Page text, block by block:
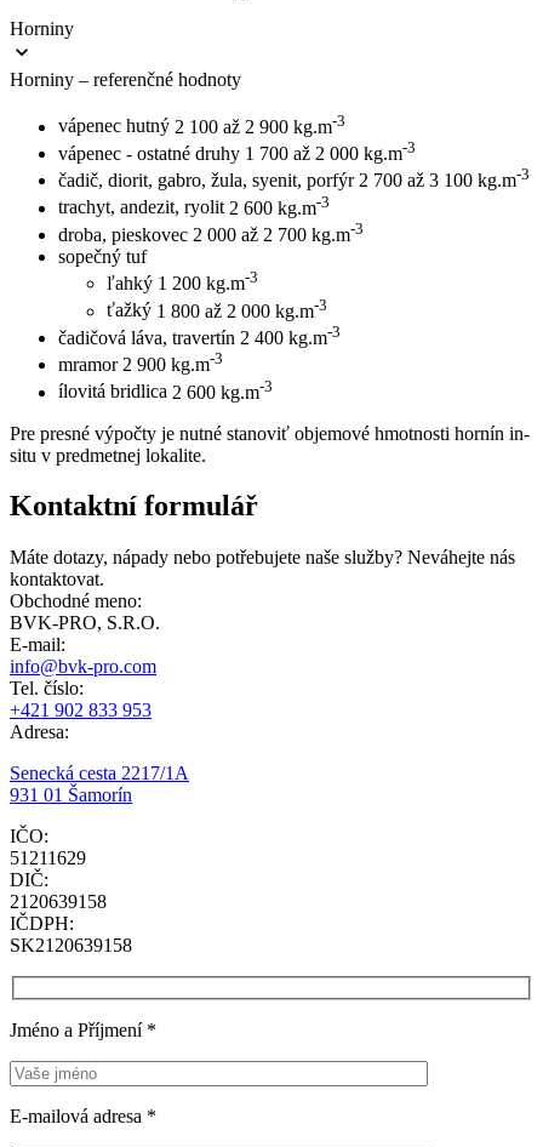
Horniny
Horniny – referenčné hodnoty
vápenec hutný 2 100 až 2 900 kg.m-3
vápenec - ostatné druhy 1 700 až 2 000 kg.m-3
čadič, diorit, gabro, žula, syenit, porfýr 2 700 až 3 100 kg.m-3
trachyt, andezit, ryolit 2 600 kg.m-3
droba, pieskovec 2 000 až 2 700 kg.m-3
sopečný tuf
ľahký 1 200 kg.m-3
ťažký 1 800 až 2 000 kg.m-3
čadičová láva, travertín 2 400 kg.m-3
mramor 2 900 kg.m-3
ílovitá bridlica 2 600 kg.m-3
Pre presné výpočty je nutné stanoviť objemové hmotnosti hornín in-
situ v predmetnej lokalite.
Kontaktní formulář
Máte dotazy, nápady nebo potřebujete naše služby? Neváhejte nás
kontaktovat.
Obchodné meno:
BVK-PRO, S.R.O.
E-mail:
info@bvk-pro.com
Tel. číslo:
+421 902 833 953
Adresa:
Senecká cesta 2217/1A
931 01 Šamorín
IČO:
51211629
DIČ:
2120639158
IČDPH:
SK2120639158
Jméno a Příjmení *
E-mailová adresa *